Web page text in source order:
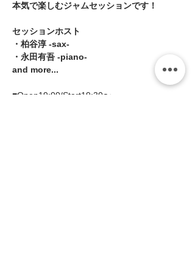
本気で楽しむジャムセッションです！
セッションホスト
・柏谷淳 -sax-
・永田有吾 -piano-
and more...
■Open19:00/Start19:30〜